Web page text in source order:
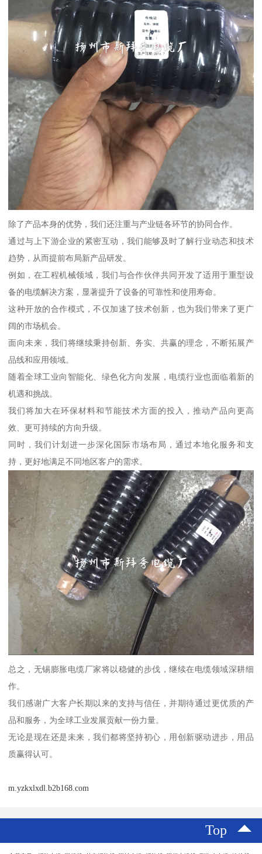
除了产品本身的优势，我们还注重与产业链各环节的协同合作。
通过与上下游企业的紧密互动，我们能够及时了解行业动态和技术
趋势，从而提前布局新产品研发。
例如，在工程机械领域，我们与合作伙伴共同开发了适用于重型设
备的电缆解决方案，显著提升了设备的可靠性和使用寿命。
这种开放的合作模式，不仅加速了技术创新，也为我们带来了更广
阔的市场机会。
面向未来，我们将继续秉持创新、务实、共赢的理念，不断拓展产
品线和应用领域。
随着全球工业向智能化、绿色化方向发展，电缆行业也面临着新的
机遇和挑战。
我们将加大在环保材料和节能技术方面的投入，推动产品向更高
效、更可持续的方向升级。
同时，我们计划进一步深化国际市场布局，通过本地化服务和支
持，更好地满足不同地区客户的需求。
总之，无锡膨胀电缆厂家将以稳健的步伐，继续在电缆领域深耕细
作。
我们感谢广大客户长期以来的支持与信任，并期待通过更优质的产
品和服务，为全球工业发展贡献一份力量。
无论是现在还是未来，我们都将坚持初心，用创新驱动进步，用品
质赢得认可。
m.yzkxlxdl.b2b168.com
Top